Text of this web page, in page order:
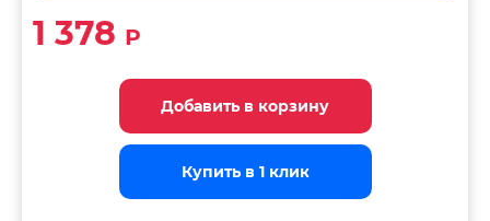
1 378 Р
Добавить в корзину
Добавить в корзину
Добавить в корзину
Купить в 1 клик
Купить в 1 клик
Купить в 1 клик